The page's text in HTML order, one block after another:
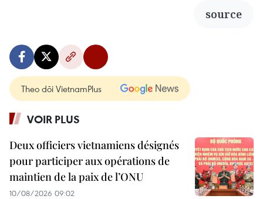
source
Theo dõi VietnamPlus
VOIR PLUS
Deux officiers vietnamiens désignés
pour participer aux opérations de
maintien de la paix de l’ONU
10/08/2026 09:02